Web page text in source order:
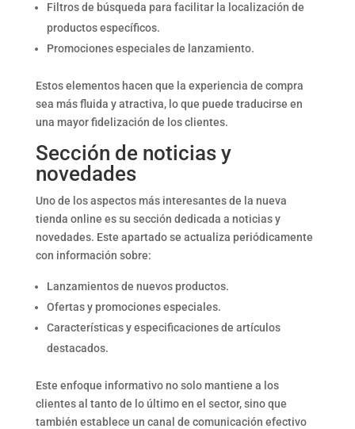
Filtros de búsqueda para facilitar la localización de
productos específicos.
Promociones especiales de lanzamiento.
Estos elementos hacen que la experiencia de compra
sea más fluida y atractiva, lo que puede traducirse en
una mayor fidelización de los clientes.
Sección de noticias y
novedades
Uno de los aspectos más interesantes de la nueva
tienda online es su sección dedicada a noticias y
novedades. Este apartado se actualiza periódicamente
con información sobre:
Lanzamientos de nuevos productos.
Ofertas y promociones especiales.
Características y especificaciones de artículos
destacados.
Este enfoque informativo no solo mantiene a los
clientes al tanto de lo último en el sector, sino que
también establece un canal de comunicación efectivo